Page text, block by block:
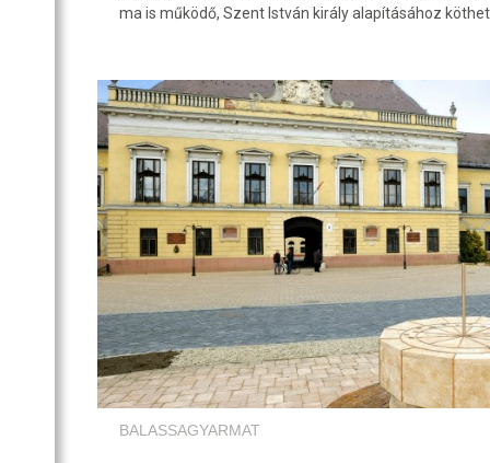
ma is működő, Szent István király alapításához
BALASSAGYARMAT